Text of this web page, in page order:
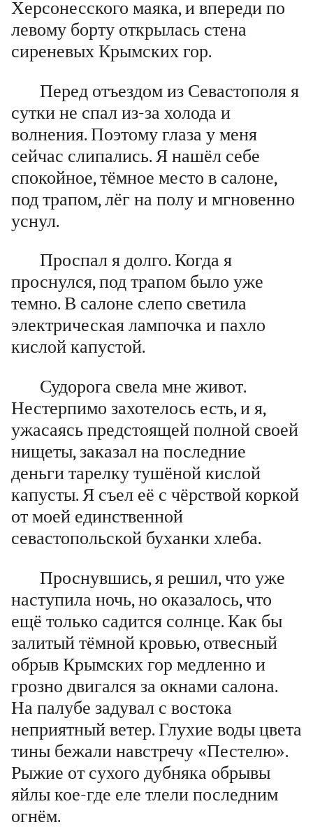
Херсонесского маяка, и впереди по
левому борту открылась стена
сиреневых Крымских гор.
Перед отъездом из Севастополя я
сутки не спал из-за холода и
волнения. Поэтому глаза у меня
сейчас слипались. Я нашёл себе
спокойное, тёмное место в салоне,
под трапом, лёг на полу и мгновенно
уснул.
Проспал я долго. Когда я
проснулся, под трапом было уже
темно. В салоне слепо светила
электрическая лампочка и пахло
кислой капустой.
Судорога свела мне живот.
Нестерпимо захотелось есть, и я,
ужасаясь предстоящей полной своей
нищеты, заказал на последние
деньги тарелку тушёной кислой
капусты. Я съел её с чёрствой коркой
от моей единственной
севастопольской буханки хлеба.
Проснувшись, я решил, что уже
наступила ночь, но оказалось, что
ещё только садится солнце. Как бы
залитый тёмной кровью, отвесный
обрыв Крымских гор медленно и
грозно двигался за окнами салона.
На палубе задувал с востока
неприятный ветер. Глухие воды цвета
тины бежали навстречу «Пестелю».
Рыжие от сухого дубняка обрывы
яйлы кое-где еле тлели последним
огнём.